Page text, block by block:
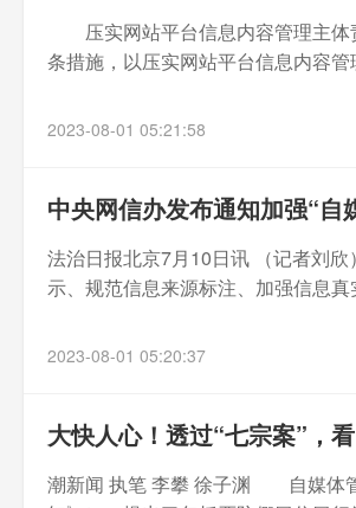
压实网站平台信息内容管理主体
条措施，以压实网站平台信息内容
2023-08-01 05:21:58
中央网信办发布通知加强“
法治日报北京7月10日讯 （记者刘
示、规范信息来源标注、加强信息
2023-08-01 05:20:37
大快人心！透过“七宗案”，
潮新闻 执笔 李攀 徐子渊 自媒体